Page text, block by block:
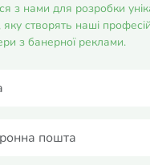
з нами для розробки
яку створять наші
з банерної реклами.